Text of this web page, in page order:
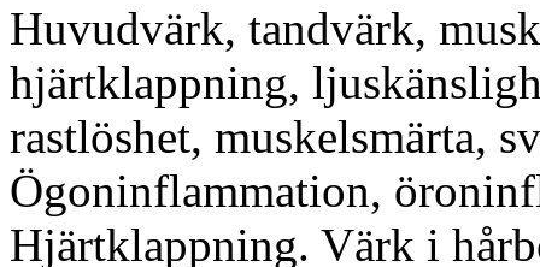
Huvudvärk, tandvärk,
hjärtklappning,
rastlöshet, muskelsmärta,
Ögoninflammation,
Hjärtklappning. Värk i